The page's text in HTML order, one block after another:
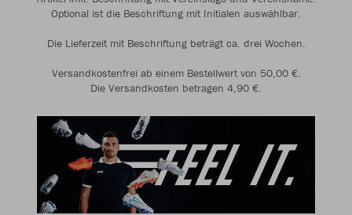
Optional ist die Beschriftung mit Initialen auswählbar.
Die Lieferzeit mit Beschriftung beträgt ca. drei Wochen.
Versandkostenfrei ab einem Bestellwert von 50,00 €.
Die Versandkosten betragen 4,90 €.